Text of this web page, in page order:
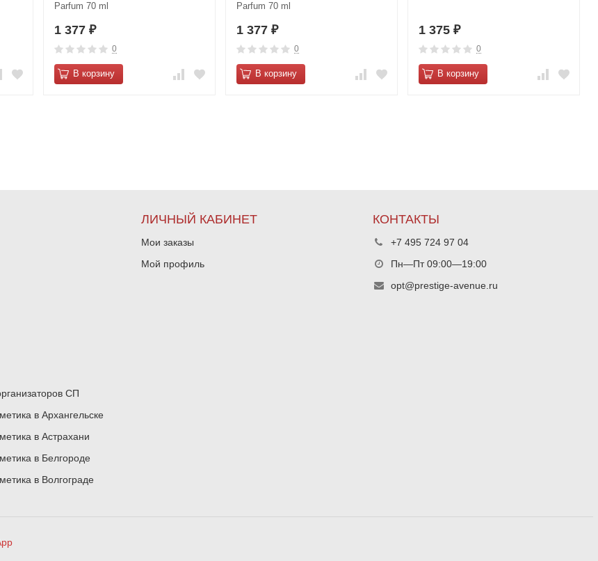
Parfum 70 ml
1 377 ₽
0
В корзину
Parfum 70 ml
1 377 ₽
0
В корзину
1 375 ₽
0
В корзину
СП
в Архангельске
в Астрахани
в Белгороде
в Волгограде
ЛИЧНЫЙ КАБИНЕТ
Мои заказы
Мой профиль
КОНТАКТЫ
+7 495 724 97 04
Пн—Пт 09:00—19:00
opt@prestige-avenue.ru